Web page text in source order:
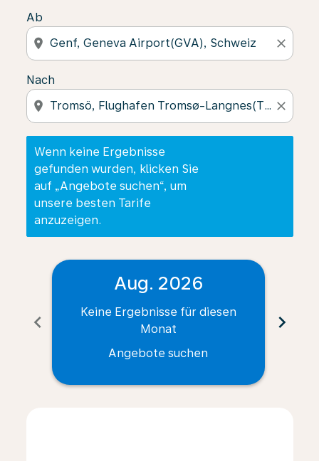
Ab
location_on close
Nach
location_on close
Wenn keine Ergebnisse
gefunden wurden, klicken Sie
auf „Angebote suchen“, um
unsere besten Tarife
anzuzeigen.
chevron_left
Aug. 2026
Keine Ergebnisse für diesen
Monat
Angebote suchen
chevron_right